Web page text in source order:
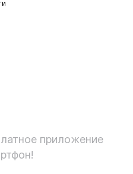
приложение